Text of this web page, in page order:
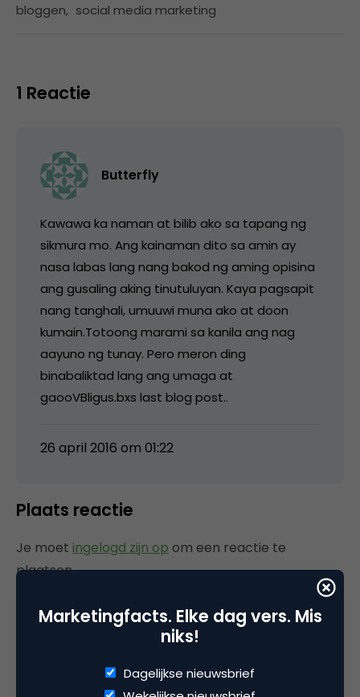
bloggen, social media marketing
1 Reactie
Butterfly
Kawawa ka naman at bilib ako sa tapang ng
sikmura mo. Ang kainaman dito sa amin ay
nasa labas lang nang bakod ng aming opisina
ang gusaling aking tinutuluyan. Kaya pagsapit
nang tanghali, umuuwi muna ako at doon
kumain.Totoong marami sa kanila ang nag
aayuno ng tunay. Pero meron ding
binabaliktad lang ang umaga at
gaooVBligus.bxs last blog post..
26 april 2016 om 01:22
Plaats reactie
Je moet ingelogd zijn op om een reactie te
plaatsen.
Marketingfacts. Elke dag vers. Mis
niks!
Dagelijkse nieuwsbrief